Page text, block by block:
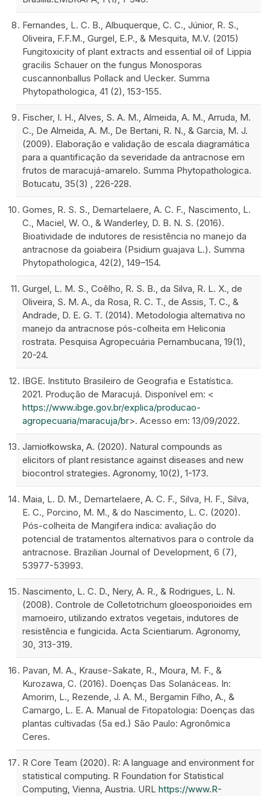
Fernandes, L. C. B., Albuquerque, C. C., Júnior, R. S.,
Oliveira, F.F.M., Gurgel, E.P., & Mesquita, M.V. (2015)
Fungitoxicity of plant extracts and essential oil of Lippia
gracilis Schauer on the fungus Monosporas
cuscannonballus Pollack and Uecker. Summa
Phytopathologica, 41 (2), 153-155.
Fischer, I. H., Alves, S. A. M., Almeida, A. M., Arruda, M.
C., De Almeida, A. M., De Bertani, R. N., & Garcia, M. J.
(2009). Elaboração e validação de escala diagramática
para a quantificação da severidade da antracnose em
frutos de maracujá-amarelo. Summa Phytopathologica.
Botucatu, 35(3) , 226-228.
Gomes, R. S. S., Demartelaere, A. C. F., Nascimento, L.
C., Maciel, W. O., & Wanderley, D. B. N. S. (2016).
Bioatividade de indutores de resistência no manejo da
antracnose da goiabeira (Psidium guajava L.). Summa
Phytopathologica, 42(2), 149–154.
Gurgel, L. M. S., Coêlho, R. S. B., da Silva, R. L. X., de
Oliveira, S. M. A., da Rosa, R. C. T., de Assis, T. C., &
Andrade, D. E. G. T. (2014). Metodologia alternativa no
manejo da antracnose pós-colheita em Heliconia
rostrata. Pesquisa Agropecuária Pernambucana, 19(1),
20-24.
IBGE. Instituto Brasileiro de Geografia e Estatística.
2021. Produção de Maracujá. Disponível em: <
https://www.ibge.gov.br/explica/producao-
agropecuaria/maracuja/br>. Acesso em: 13/09/2022.
Jamiołkowska, A. (2020). Natural compounds as
elicitors of plant resistance against diseases and new
biocontrol strategies. Agronomy, 10(2), 1-173.
Maia, L. D. M., Demartelaere, A. C. F., Silva, H. F., Silva,
E. C., Porcino, M. M., & do Nascimento, L. C. (2020).
Pós-colheita de Mangifera indica: avaliação do
potencial de tratamentos alternativos para o controle da
antracnose. Brazilian Journal of Development, 6 (7),
53977-53993.
Nascimento, L. C. D., Nery, A. R., & Rodrigues, L. N.
(2008). Controle de Colletotrichum gloeosporioides em
mamoeiro, utilizando extratos vegetais, indutores de
resistência e fungicida. Acta Scientiarum. Agronomy,
30, 313-319.
Pavan, M. A., Krause-Sakate, R., Moura, M. F., &
Kurozawa, C. (2016). Doenças Das Solanáceas. In:
Amorim, L., Rezende, J. A. M., Bergamin Filho, A., &
Camargo, L. E. A. Manual de Fitopatologia: Doenças das
plantas cultivadas (5a ed.) São Paulo: Agronômica
Ceres.
R Core Team (2020). R: A language and environment for
statistical computing. R Foundation for Statistical
Computing, Vienna, Austria. URL https://www.R-